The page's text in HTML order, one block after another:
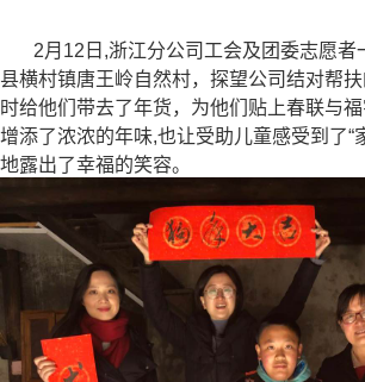
2月12日,浙江分公司工会及团委志愿者
县横村镇唐王岭自然村，探望公司结对帮
时给他们带去了年货，为他们贴上春联与
增添了浓浓的年味,也让受助儿童感受到了“
地露出了幸福的笑容。